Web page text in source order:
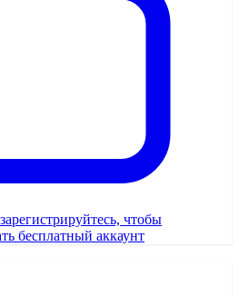
чтобы
бесплатный аккаунт